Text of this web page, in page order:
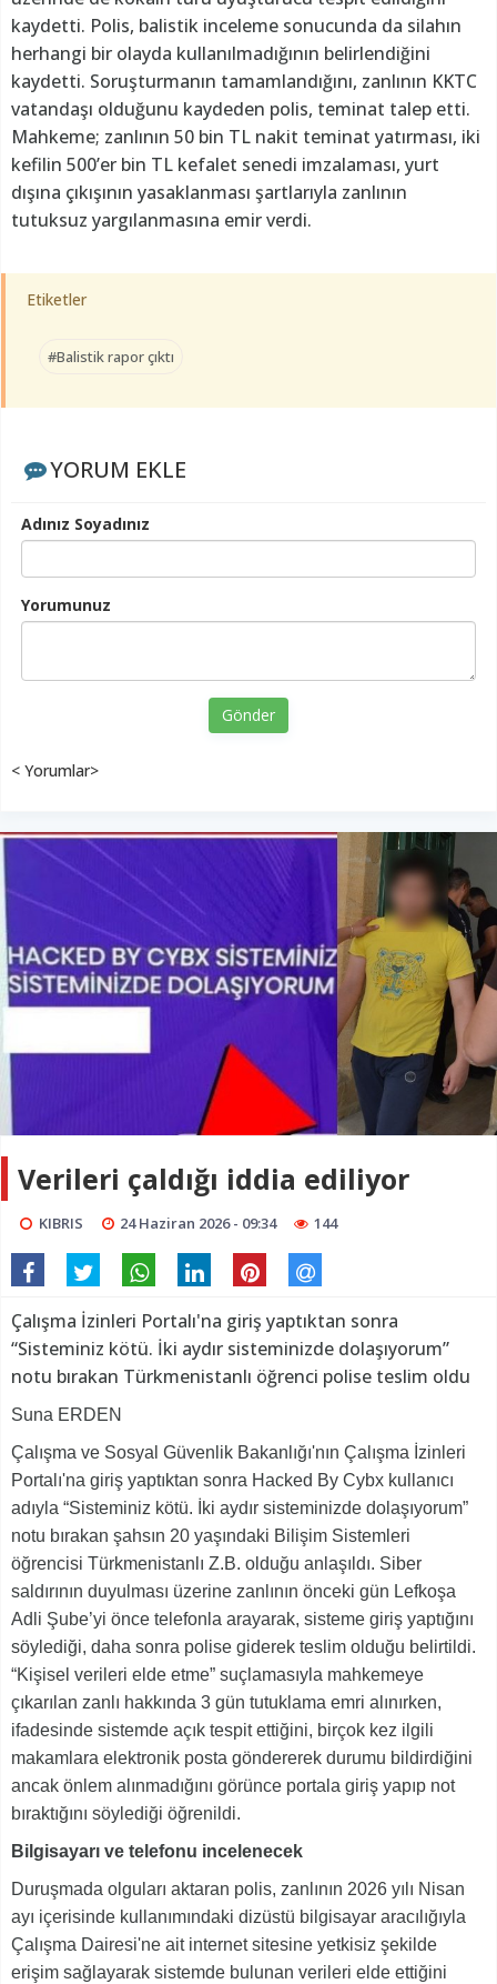
kaydetti. Polis, balistik inceleme sonucunda da silahın
herhangi bir olayda kullanılmadığının belirlendiğini
kaydetti. Soruşturmanın tamamlandığını, zanlının KKTC
vatandaşı olduğunu kaydeden polis, teminat talep etti.
Mahkeme; zanlının 50 bin TL nakit teminat yatırması, iki
kefilin 500’er bin TL kefalet senedi imzalaması, yurt
dışına çıkışının yasaklanması şartlarıyla zanlının
tutuksuz yargılanmasına emir verdi.
Etiketler
#Balistik rapor çıktı
YORUM EKLE
Adınız Soyadınız
Yorumunuz
Gönder
< Yorumlar>
Verileri çaldığı iddia ediliyor
KIBRIS 24 Haziran 2026 - 09:34 144
Çalışma İzinleri Portalı'na giriş yaptıktan sonra
“Sisteminiz kötü. İki aydır sisteminizde dolaşıyorum”
notu bırakan Türkmenistanlı öğrenci polise teslim oldu
Suna ERDEN
Çalışma ve Sosyal Güvenlik Bakanlığı'nın Çalışma İzinleri
Portalı'na giriş yaptıktan sonra Hacked By Cybx kullanıcı
adıyla “Sisteminiz kötü. İki aydır sisteminizde dolaşıyorum”
notu bırakan şahsın 20 yaşındaki Bilişim Sistemleri
öğrencisi Türkmenistanlı Z.B. olduğu anlaşıldı. Siber
saldırının duyulması üzerine zanlının önceki gün Lefkoşa
Adli Şube’yi önce telefonla arayarak, sisteme giriş yaptığını
söylediği, daha sonra polise giderek teslim olduğu belirtildi.
“Kişisel verileri elde etme” suçlamasıyla mahkemeye
çıkarılan zanlı hakkında 3 gün tutuklama emri alınırken,
ifadesinde sistemde açık tespit ettiğini, birçok kez ilgili
makamlara elektronik posta göndererek durumu bildirdiğini
ancak önlem alınmadığını görünce portala giriş yapıp not
bıraktığını söylediği öğrenildi.
Bilgisayarı ve telefonu incelenecek
Duruşmada olguları aktaran polis, zanlının 2026 yılı Nisan
ayı içerisinde kullanımındaki dizüstü bilgisayar aracılığıyla
Çalışma Dairesi'ne ait internet sitesine yetkisiz şekilde
erişim sağlayarak sistemde bulunan verileri elde ettiğini